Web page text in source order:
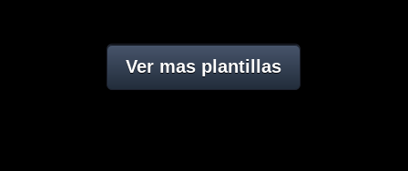
Ver mas plantillas